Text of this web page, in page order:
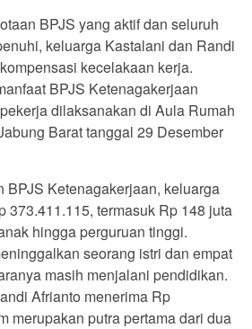
BPJS yang aktif dan seluruh
keluarga Kastalani dan Randi
kecelakaan kerja.
BPJS Ketenagakerjaan
dilaksanakan di Aula Rumah
Barat tanggal 29 Desember
BPJS Ketenagakerjaan, keluarga
373.411.115, termasuk Rp 148 juta
hingga perguruan tinggi.
seorang istri dan empat
masih menjalani pendidikan.
Afrianto menerima Rp
merupakan putra pertama dari dua